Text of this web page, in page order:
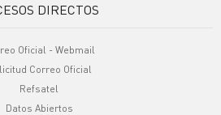
DIRECTOS
Oficial - Webmail
Correo Oficial
Refsatel
Datos Abiertos